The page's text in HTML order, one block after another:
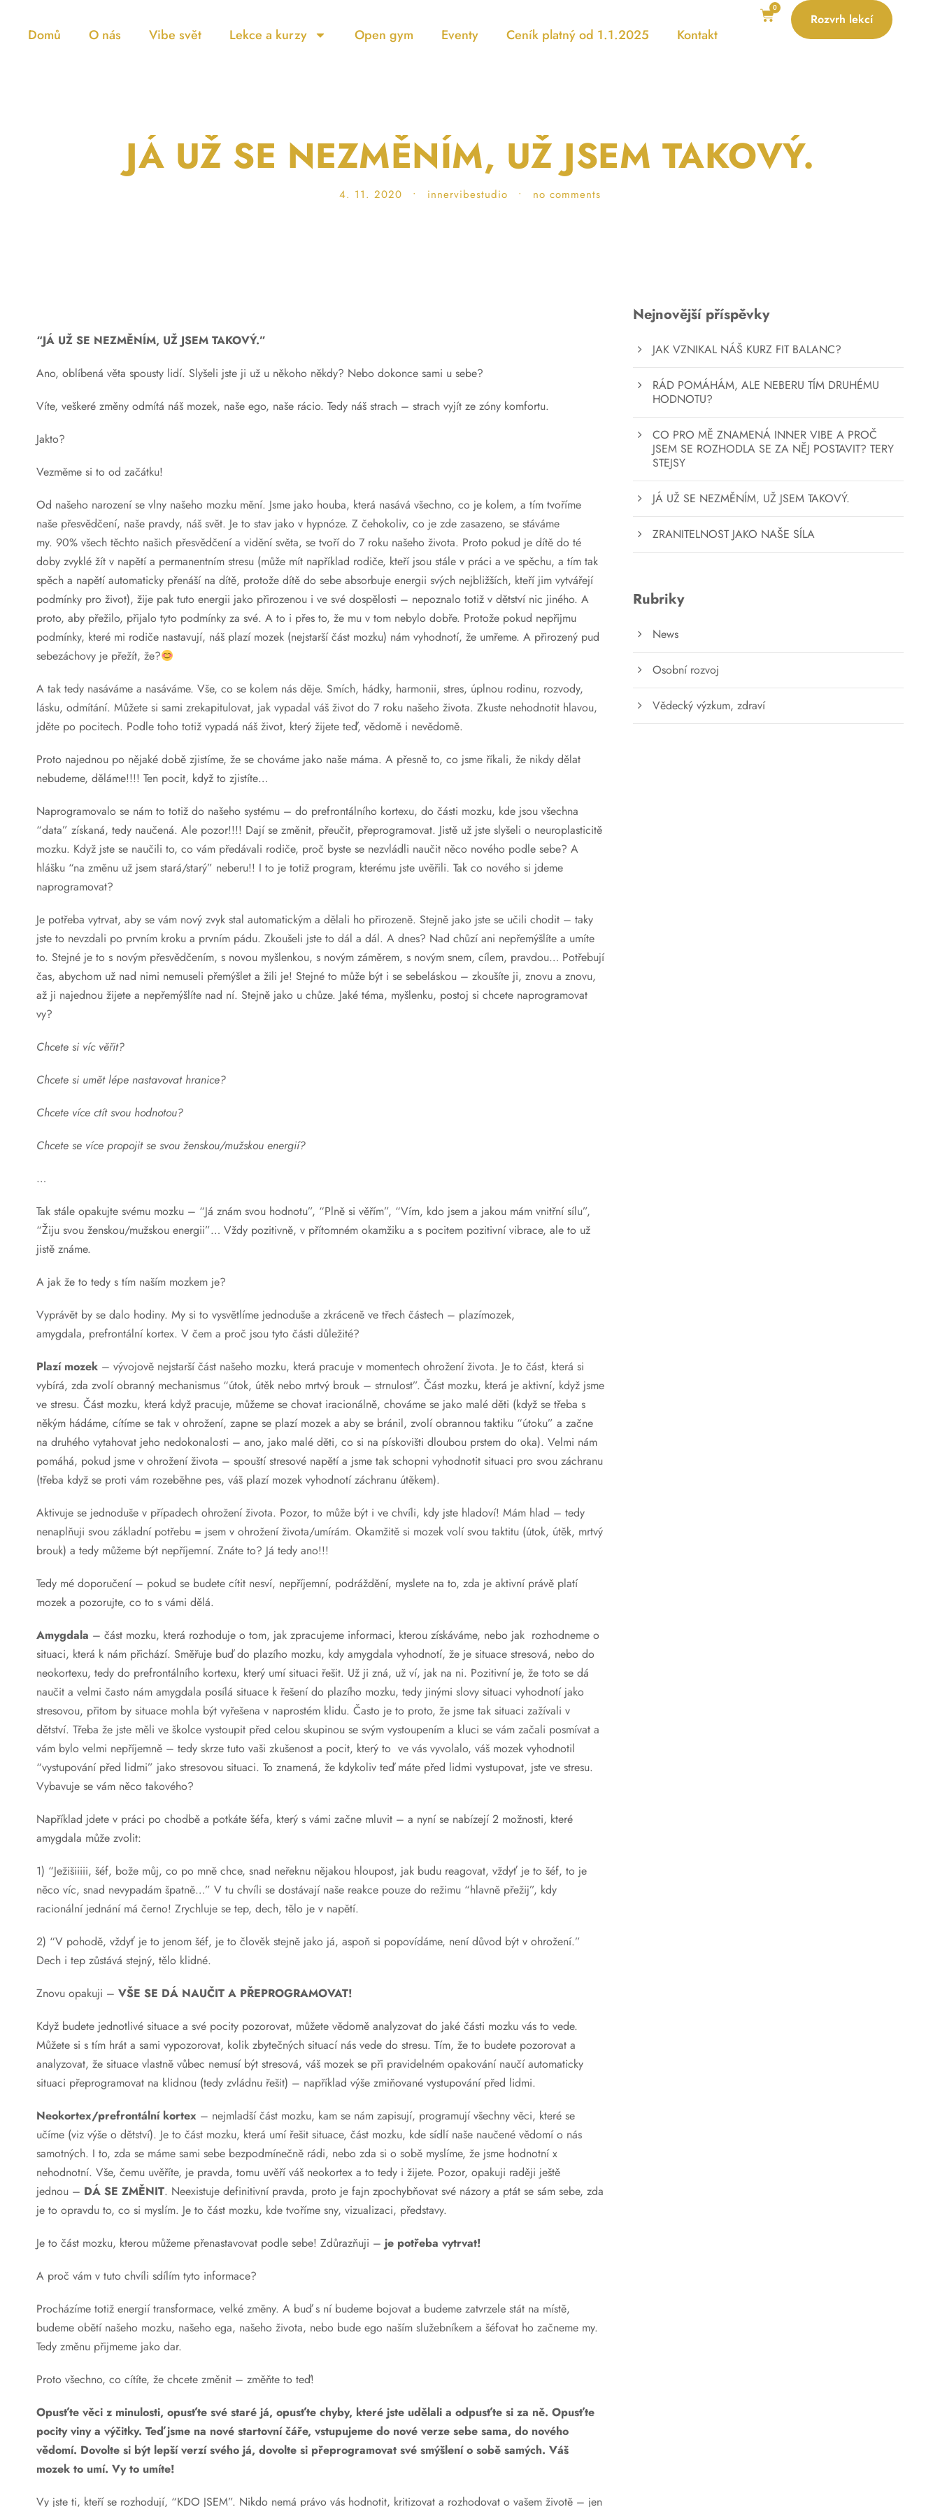
Domů O nás Vibe svět Lekce a kurzy Open gym Eventy Ceník platný od 1.1.2025 Kontakt
0
Rozvrh lekcí
JÁ UŽ SE NEZMĚNÍM, UŽ JSEM TAKOVÝ.
4. 11. 2020 • innervibestudio • no comments
“JÁ UŽ SE NEZMĚNÍM, UŽ JSEM TAKOVÝ.”
Ano, oblíbená věta spousty lidí. Slyšeli jste ji už u někoho někdy? Nebo dokonce sami u sebe?
Víte, veškeré změny odmítá náš mozek, naše ego, naše rácio. Tedy náš strach – strach vyjít ze zóny komfortu.
Jakto?
Vezměme si to od začátku!
Od našeho narození se vlny našeho mozku mění. Jsme jako houba, která nasává všechno, co je kolem, a tím tvoříme
naše přesvědčení, naše pravdy, náš svět. Je to stav jako v hypnóze. Z čehokoliv, co je zde zasazeno, se stáváme
my. 90% všech těchto našich přesvědčení a vidění světa, se tvoří do 7 roku našeho života. Proto pokud je dítě do té
doby zvyklé žít v napětí a permanentním stresu (může mít například rodiče, kteří jsou stále v práci a ve spěchu, a tím tak
spěch a napětí automaticky přenáší na dítě, protože dítě do sebe absorbuje energii svých nejbližších, kteří jim vytvářejí
podmínky pro život), žije pak tuto energii jako přirozenou i ve své dospělosti – nepoznalo totiž v dětství nic jiného. A
proto, aby přežilo, přijalo tyto podmínky za své. A to i přes to, že mu v tom nebylo dobře. Protože pokud nepřijmu
podmínky, které mi rodiče nastavují, náš plazí mozek (nejstarší část mozku) nám vyhodnotí, že umřeme. A přirozený pud
sebezáchovy je přežít, že?
A tak tedy nasáváme a nasáváme. Vše, co se kolem nás děje. Smích, hádky, harmonii, stres, úplnou rodinu, rozvody,
lásku, odmítání. Můžete si sami zrekapitulovat, jak vypadal váš život do 7 roku našeho života. Zkuste nehodnotit hlavou,
jděte po pocitech. Podle toho totiž vypadá náš život, který žijete teď, vědomě i nevědomě.
Proto najednou po nějaké době zjistíme, že se chováme jako naše máma. A přesně to, co jsme říkali, že nikdy dělat
nebudeme, děláme!!!! Ten pocit, když to zjistíte…
Naprogramovalo se nám to totiž do našeho systému – do prefrontálního kortexu, do části mozku, kde jsou všechna
“data” získaná, tedy naučená. Ale pozor!!!! Dají se změnit, přeučit, přeprogramovat. Jistě už jste slyšeli o neuroplasticitě
mozku. Když jste se naučili to, co vám předávali rodiče, proč byste se nezvládli naučit něco nového podle sebe? A
hlášku “na změnu už jsem stará/starý” neberu!! I to je totiž program, kterému jste uvěřili. Tak co nového si jdeme
naprogramovat?
Je potřeba vytrvat, aby se vám nový zvyk stal automatickým a dělali ho přirozeně. Stejně jako jste se učili chodit – taky
jste to nevzdali po prvním kroku a prvním pádu. Zkoušeli jste to dál a dál. A dnes? Nad chůzí ani nepřemýšlíte a umíte
to. Stejné je to s novým přesvědčením, s novou myšlenkou, s novým záměrem, s novým snem, cílem, pravdou… Potřebují
čas, abychom už nad nimi nemuseli přemýšlet a žili je! Stejné to může být i se sebeláskou – zkoušíte ji, znovu a znovu,
až ji najednou žijete a nepřemýšlíte nad ní. Stejně jako u chůze. Jaké téma, myšlenku, postoj si chcete naprogramovat
vy?
Chcete si víc věřit?
Chcete si umět lépe nastavovat hranice?
Chcete více ctít svou hodnotou?
Chcete se více propojit se svou ženskou/mužskou energií?
…
Tak stále opakujte svému mozku – “Já znám svou hodnotu”, “Plně si věřím”, “Vím, kdo jsem a jakou mám vnitřní sílu”,
“Žiju svou ženskou/mužskou energii”… Vždy pozitivně, v přítomném okamžiku a s pocitem pozitivní vibrace, ale to už
jistě známe.
A jak že to tedy s tím naším mozkem je?
Vyprávět by se dalo hodiny. My si to vysvětlíme jednoduše a zkráceně ve třech částech – plazímozek,
amygdala, prefrontální kortex. V čem a proč jsou tyto části důležité?
Plazí mozek – vývojově nejstarší část našeho mozku, která pracuje v momentech ohrožení života. Je to část, která si
vybírá, zda zvolí obranný mechanismus “útok, útěk nebo mrtvý brouk – strnulost”. Část mozku, která je aktivní, když jsme
ve stresu. Část mozku, která když pracuje, můžeme se chovat iracionálně, chováme se jako malé děti (když se třeba s
někým hádáme, cítíme se tak v ohrožení, zapne se plazí mozek a aby se bránil, zvolí obrannou taktiku “útoku” a začne
na druhého vytahovat jeho nedokonalosti – ano, jako malé děti, co si na pískovišti dloubou prstem do oka). Velmi nám
pomáhá, pokud jsme v ohrožení života – spouští stresové napětí a jsme tak schopni vyhodnotit situaci pro svou záchranu
(třeba když se proti vám rozeběhne pes, váš plazí mozek vyhodnotí záchranu útěkem).
Aktivuje se jednoduše v případech ohrožení života. Pozor, to může být i ve chvíli, kdy jste hladoví! Mám hlad – tedy
nenaplňuji svou základní potřebu = jsem v ohrožení života/umírám. Okamžitě si mozek volí svou taktitu (útok, útěk, mrtvý
brouk) a tedy můžeme být nepříjemní. Znáte to? Já tedy ano!!!
Tedy mé doporučení – pokud se budete cítit nesví, nepříjemní, podráždění, myslete na to, zda je aktivní právě platí
mozek a pozorujte, co to s vámi dělá.
Amygdala – část mozku, která rozhoduje o tom, jak zpracujeme informaci, kterou získáváme, nebo jak rozhodneme o
situaci, která k nám přichází. Směřuje buď do plazího mozku, kdy amygdala vyhodnotí, že je situace stresová, nebo do
neokortexu, tedy do prefrontálního kortexu, který umí situaci řešit. Už ji zná, už ví, jak na ni. Pozitivní je, že toto se dá
naučit a velmi často nám amygdala posílá situace k řešení do plazího mozku, tedy jinými slovy situaci vyhodnotí jako
stresovou, přitom by situace mohla být vyřešena v naprostém klidu. Často je to proto, že jsme tak situaci zažívali v
dětství. Třeba že jste měli ve školce vystoupit před celou skupinou se svým vystoupením a kluci se vám začali posmívat a
vám bylo velmi nepříjemně – tedy skrze tuto vaši zkušenost a pocit, který to ve vás vyvolalo, váš mozek vyhodnotil
“vystupování před lidmi” jako stresovou situaci. To znamená, že kdykoliv teď máte před lidmi vystupovat, jste ve stresu.
Vybavuje se vám něco takového?
Například jdete v práci po chodbě a potkáte šéfa, který s vámi začne mluvit – a nyní se nabízejí 2 možnosti, které
amygdala může zvolit:
1) “Ježišiiiii, šéf, bože můj, co po mně chce, snad neřeknu nějakou hloupost, jak budu reagovat, vždyť je to šéf, to je
něco víc, snad nevypadám špatně…” V tu chvíli se dostávají naše reakce pouze do režimu “hlavně přežij”, kdy
racionální jednání má černo! Zrychluje se tep, dech, tělo je v napětí.
2) “V pohodě, vždyť je to jenom šéf, je to člověk stejně jako já, aspoň si popovídáme, není důvod být v ohrožení.”
Dech i tep zůstává stejný, tělo klidné.
Znovu opakuji – VŠE SE DÁ NAUČIT A PŘEPROGRAMOVAT!
Když budete jednotlivé situace a své pocity pozorovat, můžete vědomě analyzovat do jaké části mozku vás to vede.
Můžete si s tím hrát a sami vypozorovat, kolik zbytečných situací nás vede do stresu. Tím, že to budete pozorovat a
analyzovat, že situace vlastně vůbec nemusí být stresová, váš mozek se při pravidelném opakování naučí automaticky
situaci přeprogramovat na klidnou (tedy zvládnu řešit) – například výše zmiňované vystupování před lidmi.
Neokortex/prefrontálníkortex – nejmladší část mozku, kam se nám zapisují, programují všechny věci, které se
učíme (viz výše o dětství). Je to část mozku, která umí řešit situace, část mozku, kde sídlí naše naučené vědomí o nás
samotných. I to, zda se máme sami sebe bezpodmínečně rádi, nebo zda si o sobě myslíme, že jsme hodnotní x
nehodnotní. Vše, čemu uvěříte, je pravda, tomu uvěří váš neokortex a to tedy i žijete. Pozor, opakuji raději ještě
jednou – DÁ SE ZMĚNIT. Neexistuje definitivní pravda, proto je fajn zpochybňovat své názory a ptát se sám sebe, zda
je to opravdu to, co si myslím. Je to část mozku, kde tvoříme sny, vizualizaci, představy.
Je to část mozku, kterou můžeme přenastavovat podle sebe! Zdůrazňuji – je potřeba vytrvat!
A proč vám v tuto chvíli sdílím tyto informace?
Procházíme totiž energií transformace, velké změny. A buď s ní budeme bojovat a budeme zatvrzele stát na místě,
budeme obětí našeho mozku, našeho ega, našeho života, nebo bude ego naším služebníkem a šéfovat ho začneme my.
Tedy změnu přijmeme jako dar.
Proto všechno, co cítíte, že chcete změnit – změňte to teď!
Opusťte věci z minulosti, opusťte své staré já, opusťte chyby, které jste udělali a odpusťte si za ně. Opusťte
pocity viny a výčitky. Teď jsme na nové startovní čáře, vstupujeme do nové verze sebe sama, do nového
vědomí. Dovolte si být lepší verzí svého já, dovolte si přeprogramovat své smýšlení o sobě samých. Váš
mozek to umí. Vy to umíte!
Vy jste ti, kteří se rozhodují, “KDO JSEM”. Nikdo nemá právo vás hodnotit, kritizovat a rozhodovat o vašem životě – jen
Nejnovější příspěvky
JAK VZNIKAL NÁŠ KURZ FIT BALANC?
RÁD POMÁHÁM, ALE NEBERU TÍM DRUHÉMU
HODNOTU?
CO PRO MĚ ZNAMENÁ INNER VIBE A PROČ
JSEM SE ROZHODLA SE ZA NĚJ POSTAVIT? TERY
STEJSY
JÁ UŽ SE NEZMĚNÍM, UŽ JSEM TAKOVÝ.
ZRANITELNOST JAKO NAŠE SÍLA
Rubriky
News
Osobní rozvoj
Vědecký výzkum, zdraví